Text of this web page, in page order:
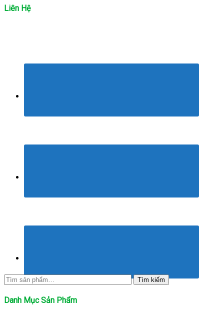
Liên Hệ
Tìm
kiếm:
Tìm kiếm
Danh Mục Sản Phẩm